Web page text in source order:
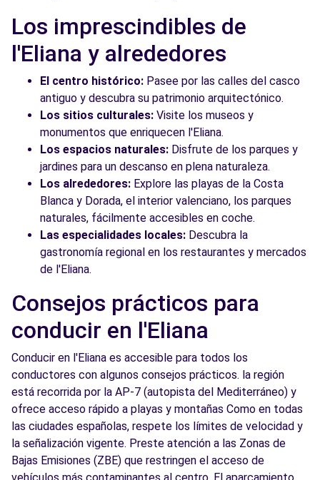
Los imprescindibles de
l'Eliana y alrededores
El centro histórico: Pasee por las calles del casco
antiguo y descubra su patrimonio arquitectónico.
Los sitios culturales: Visite los museos y
monumentos que enriquecen l'Eliana.
Los espacios naturales: Disfrute de los parques y
jardines para un descanso en plena naturaleza.
Los alrededores: Explore las playas de la Costa
Blanca y Dorada, el interior valenciano, los parques
naturales, fácilmente accesibles en coche.
Las especialidades locales: Descubra la
gastronomía regional en los restaurantes y mercados
de l'Eliana.
Consejos prácticos para
conducir en l'Eliana
Conducir en l'Eliana es accesible para todos los
conductores con algunos consejos prácticos. la región
está recorrida por la AP-7 (autopista del Mediterráneo) y
ofrece acceso rápido a playas y montañas Como en todas
las ciudades españolas, respete los límites de velocidad y
la señalización vigente. Preste atención a las Zonas de
Bajas Emisiones (ZBE) que restringen el acceso de